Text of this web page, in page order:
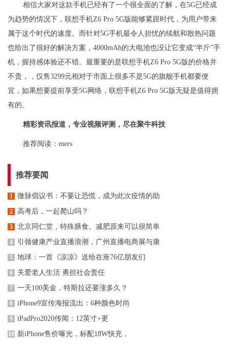
相信大家对这款手机已经有了一个很全面的了解，在5G已经成
为趋势的情况下，联想手机Z6 Pro 5G版能够紧跟时代，为用户带来
属于这个时代的速度。而针对5G手机最令人担忧的续航和散热问题
也给出了很好的解决方案，4000mAh的大电池也没让它变成“半斤”手
机，握持感体验还不错。最重要的是联想手机Z6 Pro 5G版的价格并
不贵，，仅售3299元相对于市面上很多不是5G的旗舰手机都要便
宜，如果想要提前享受5G网络，联想手机Z6 Pro 5G版无疑是值得拥
有的。
精彩资讯报道，专业视频评测，尽在聚牛科技
推荐阅读： mers
推荐要闻
1 微脉倡议书：不要让恐慌，成为此次疫情的助
2 高考后，一起爬山吗？
3 北京同仁堂，特殊膳食。减肥原来可以很简单
4 引领健康产业直播浪潮，广州直播电商展与康
5 地球：一首《凉凉》送给在座76亿朋友们
6 关爱老人生活 勇担社会责任
7 一天100美金，特斯拉还要涨多久？
8 iPhone9宣传海报流出：6种颜色时尚
9 iPadPro2020传闻：12英寸+更
10 新iPhone售价曝光，标配18W快充，